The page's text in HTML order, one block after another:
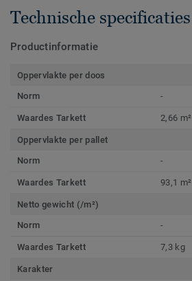
Technische specificaties
Productinformatie
Oppervlakte per doos
Norm
-
Waardes Tarkett 2,66 m²
Oppervlakte per pallet
Norm
-
Waardes Tarkett 93,1 m²
Netto gewicht (/m²)
Norm
-
Waardes Tarkett 7,3 kg
Karakter